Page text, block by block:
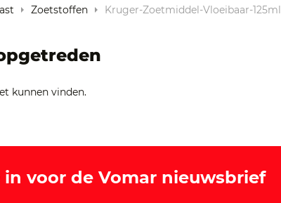
Pincode vergeten
Zoetstoffen Kruger-Zoetmiddel-Vloeibaar-125ml
kunnen vinden.
in voor de Vomar nieuwsbrief